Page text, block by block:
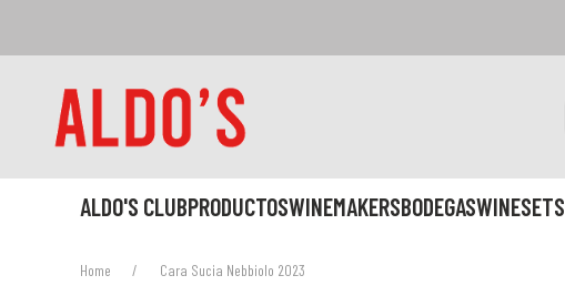
ALDO'S CLUBPRODUCTOSWINEMAKERSBODEGASWINESETS
Home Cara Sucia Nebbiolo 2023